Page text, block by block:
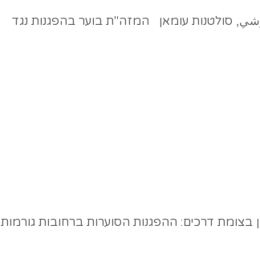
סולטנות עומאן המזה"ת בוער בהפגנות נגד
בצומת דרכים: ההפגנות הסוערות ברחובות גורמות